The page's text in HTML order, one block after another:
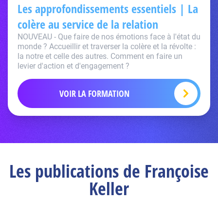
Les approfondissements essentiels | La
colère au service de la relation
NOUVEAU - Que faire de nos émotions face à l'état du
monde ? Accueillir et traverser la colère et la révolte :
la notre et celle des autres. Comment en faire un
levier d'action et d'engagement ?
VOIR LA FORMATION
Les publications de Françoise
Keller